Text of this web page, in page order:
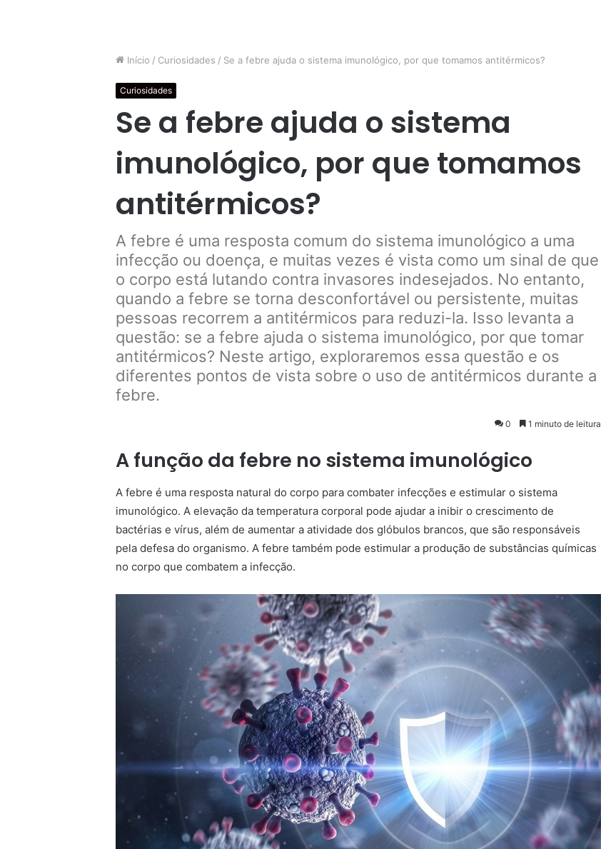
Início / Curiosidades / Se a febre ajuda o sistema imunológico, por que tomamos antitérmicos?
Curiosidades
Se a febre ajuda o sistema
imunológico, por que tomamos
antitérmicos?
A febre é uma resposta comum do sistema imunológico a uma
infecção ou doença, e muitas vezes é vista como um sinal de que
o corpo está lutando contra invasores indesejados. No entanto,
quando a febre se torna desconfortável ou persistente, muitas
pessoas recorrem a antitérmicos para reduzi-la. Isso levanta a
questão: se a febre ajuda o sistema imunológico, por que tomar
antitérmicos? Neste artigo, exploraremos essa questão e os
diferentes pontos de vista sobre o uso de antitérmicos durante a
febre.
0 1 minuto de leitura
A função da febre no sistema imunológico
A febre é uma resposta natural do corpo para combater infecções e estimular o sistema
imunológico. A elevação da temperatura corporal pode ajudar a inibir o crescimento de
bactérias e vírus, além de aumentar a atividade dos glóbulos brancos, que são responsáveis
pela defesa do organismo. A febre também pode estimular a produção de substâncias químicas
no corpo que combatem a infecção.